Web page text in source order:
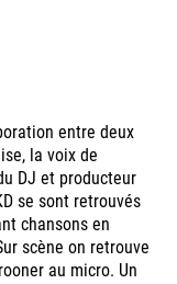
entre deux
la voix de
DJ et producteur
se sont retrouvés
chansons en
scène on retrouve
au micro. Un